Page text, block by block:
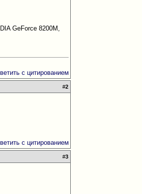
GeForce 8200M,
#2
#3